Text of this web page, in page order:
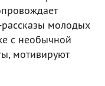
молодых
с необычной
мотивируют